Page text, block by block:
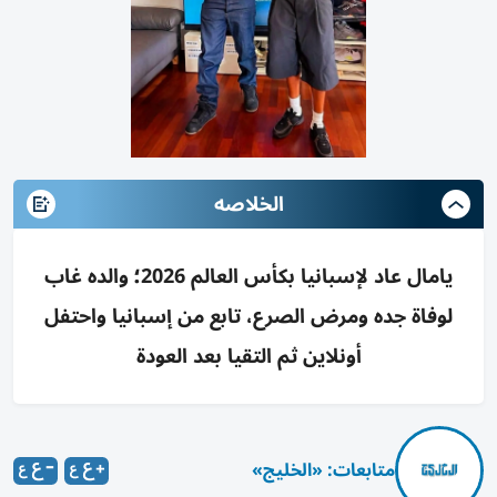
الخلاصه
يامال عاد لإسبانيا بكأس العالم 2026؛ والده غاب
لوفاة جده ومرض الصرع، تابع من إسبانيا واحتفل
أونلاين ثم التقيا بعد العودة
متابعات: «الخليج»